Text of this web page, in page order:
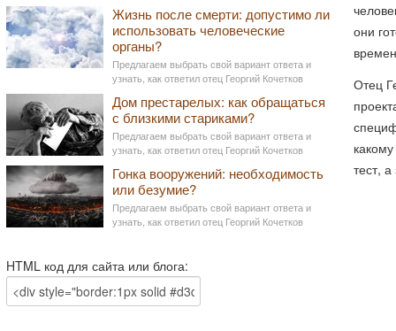
они
Отец
тест,
Жизнь после смерти: допустимо ли
использовать человеческие
органы?
Предлагаем выбрать свой вариант ответа и
узнать, как ответил отец Георгий Кочетков
Дом престарелых: как обращаться
с близкими стариками?
Предлагаем выбрать свой вариант ответа и
узнать, как ответил отец Георгий Кочетков
Гонка вооружений: необходимость
или безумие?
Предлагаем выбрать свой вариант ответа и
узнать, как ответил отец Георгий Кочетков
HTML код для сайта или блога: